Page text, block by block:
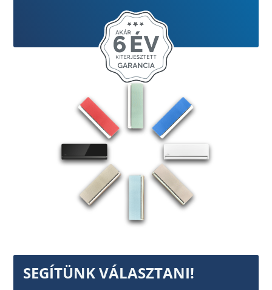
SEGÍTÜNK VÁLASZTANI!